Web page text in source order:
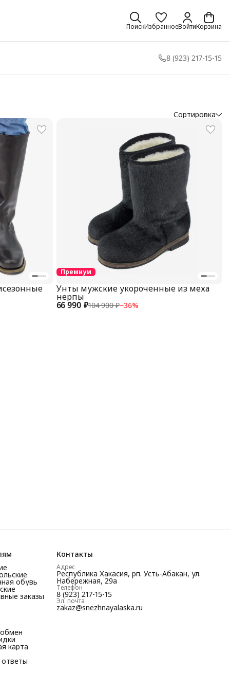
ПоискИзбранноеВойтиКорзина
8 (923) 217-15-15
Сортировка
Премиум
66 990 ₽104 900 ₽−36%
Унты мужские укороченные из меха
нерпы
обувь
заказы
карта
Контакты
Адрес
Республика Хакасия, рп. Усть-Абакан, ул.
Набережная, 29а
Телефон
8 (923) 217-15-15
Эл. почта
zakaz@snezhnayalaska.ru